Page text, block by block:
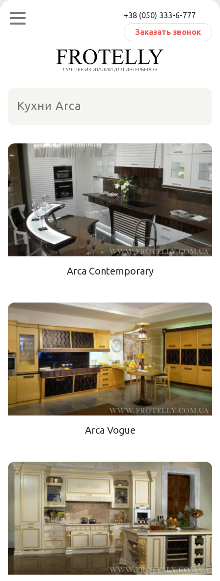
Перейти
содержанию
+38 (050) 333-6-777
Заказать звонок
ЛУЧШЕЕ ИЗ ИТАЛИИ ДЛЯ ИНТЕРЬЕРОВ
Кухни Arca
Arca Contemporary
Arca Vogue